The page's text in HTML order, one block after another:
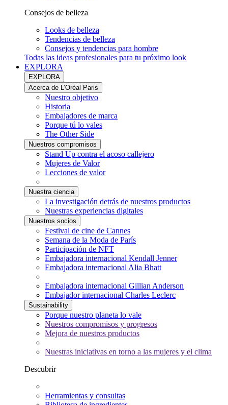
Consejos de belleza
Looks de belleza
Tendencias de belleza
Consejos y tendencias para hombre
Todas las ideas profesionales para tu próximo look
EXPLORA
EXPLORA
Acerca de L’Oréal Paris
Nuestro objetivo
Historia
Embajadores de marca
Porque tú lo vales
The Other Side
Nuestros compromisos
Stand Up contra el acoso callejero
Mujeres de Valor
Lecciones de valor
Nuestra ciencia
La investigación detrás de nuestros productos
Nuestras experiencias digitales
Nuestros socios
Festival de cine de Cannes
Semana de la Moda de París
Participación de NFT
Embajadora internacional Kendall Jenner
Embajadora internacional Alia Bhatt
Embajadora internacional Gillian Anderson
Embajador internacional Charles Leclerc
Sustainability
Porque nuestro planeta lo vale
Nuestros compromisos y progresos
Mejora de nuestros productos
Nuestras iniciativas en torno a las mujeres y el clima
Descubrir
Herramientas y consultas